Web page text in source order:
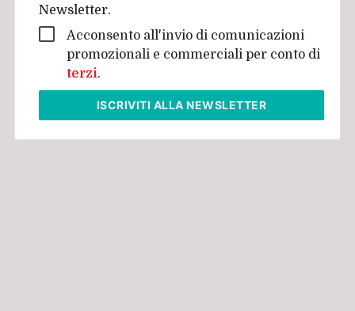
Newsletter.
Acconsento all'invio di comunicazioni
promozionali e commerciali per conto di
terzi.
ISCRIVITI ALLA NEWSLETTER